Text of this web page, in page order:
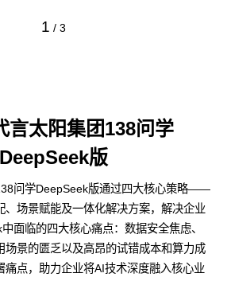
1 / 3
言太阳集团138问学
DeepSeek版
问学DeepSeek版通过四大核心策略——
、场景赋能及一体化解决方案，解决企业
面临的四大核心痛点：数据安全焦虑、
场景的匮乏以及高昂的试错成本和算力成
痛点，助力企业将AI技术深度融入核心业